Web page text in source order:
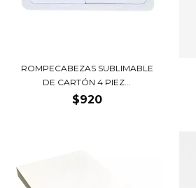
ROMPECABEZAS SUBLIMABLE
DE CARTÓN 4 PIEZ...
$920